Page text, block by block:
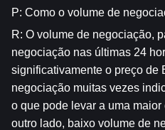
P: Como o volume de
R: O volume de negociação,
negociação nas últimas 24
significativamente o preço de
negociação muitas vezes
o que pode levar a uma
outro lado, baixo volume de